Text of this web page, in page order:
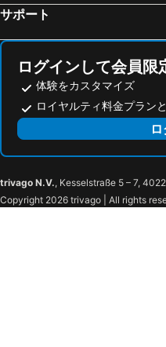
サポート
ログインして会員限
体験をカスタマイズ
ロイヤルティ料金プラン
trivago N.V., Kesselstraße 5 – 7,
Copyright 2026 trivago | All rights